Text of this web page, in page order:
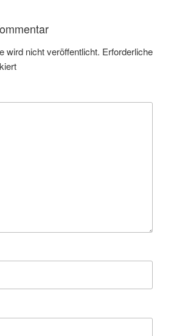
wird nicht veröffentlicht. Erforderliche